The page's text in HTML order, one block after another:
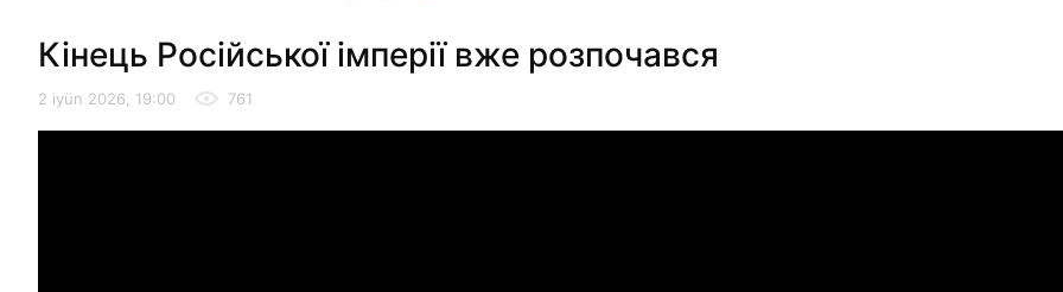
Кінець Російської імперії вже розпочався
2 iyün 2026, 19:00 761